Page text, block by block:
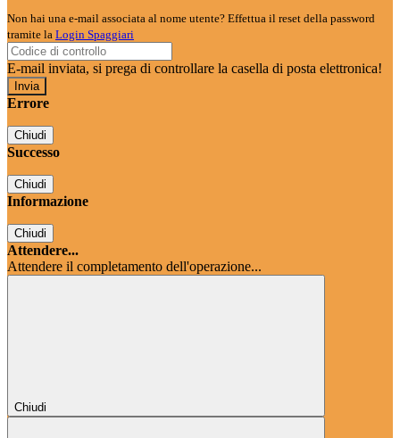
Non hai una e-mail associata al nome utente? Effettua il reset della password
tramite la Login Spaggiari
E-mail inviata, si prega di controllare la casella di posta elettronica!
Errore
Chiudi
Successo
Chiudi
Informazione
Chiudi
Attendere...
Attendere il completamento dell'operazione...
Chiudi